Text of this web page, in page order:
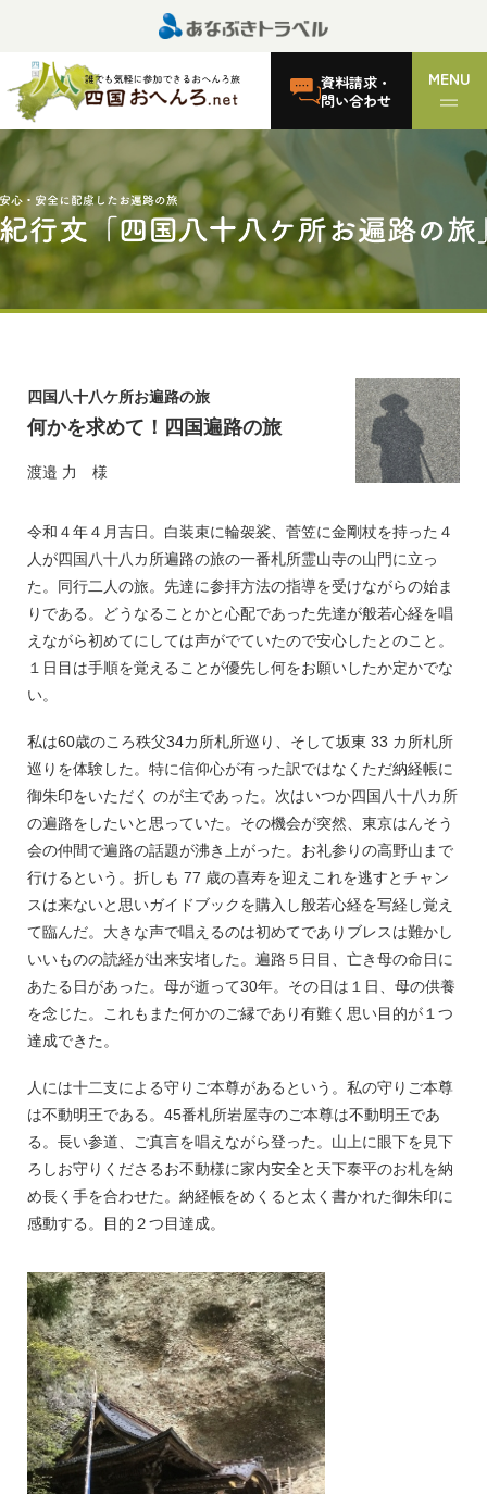
資料請求・
問い合わせ
MENU
何かを求めて！四国遍路の旅
四国八十八ケ所お遍路の旅
渡邉 力 様
令和４年４月吉日。白装束に輪袈裟、菅笠に金剛杖を持った４
人が四国八十八カ所遍路の旅の一番札所霊山寺の山門に立っ
た。同行二人の旅。先達に参拝方法の指導を受けながらの始ま
りである。どうなることかと心配であった先達が般若心経を唱
えながら初めてにしては声がでていたので安心したとのこと。
１日目は手順を覚えることが優先し何をお願いしたか定かでな
い。
私は60歳のころ秩父34カ所札所巡り、そして坂東 33 カ所札所
巡りを体験した。特に信仰心が有った訳ではなくただ納経帳に
御朱印をいただく のが主であった。次はいつか四国八十八カ所
の遍路をしたいと思っていた。その機会が突然、東京はんそう
会の仲間で遍路の話題が沸き上がった。お礼参りの高野山まで
行けるという。折しも 77 歳の喜寿を迎えこれを逃すとチャン
スは来ないと思いガイドブックを購入し般若心経を写経し覚え
て臨んだ。大きな声で唱えるのは初めてでありブレスは難かし
いいものの読経が出来安堵した。遍路５日目、亡き母の命日に
あたる日があった。母が逝って30年。その日は１日、母の供養
を念じた。これもまた何かのご縁であり有難く思い目的が１つ
達成できた。
人には十二支による守りご本尊があるという。私の守りご本尊
は不動明王である。45番札所岩屋寺のご本尊は不動明王であ
る。長い参道、ご真言を唱えながら登った。山上に眼下を見下
ろしお守りくださるお不動様に家内安全と天下泰平のお札を納
め長く手を合わせた。納経帳をめくると太く書かれた御朱印に
感動する。目的２つ目達成。